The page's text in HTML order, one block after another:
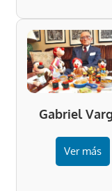
Gabriel
Ver más